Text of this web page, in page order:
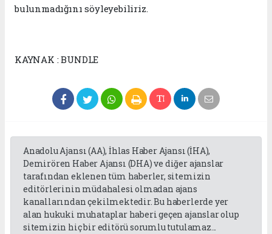
bulunmadığını söyleyebiliriz.
KAYNAK : BUNDLE
Anadolu Ajansı (AA), İhlas Haber Ajansı (İHA),
Demirören Haber Ajansı (DHA) ve diğer ajanslar
tarafından eklenen tüm haberler, sitemizin
editörlerinin müdahalesi olmadan ajans
kanallarından çekilmektedir. Bu haberlerde yer
alan hukuki muhataplar haberi geçen ajanslar olup
sitemizin hiç bir editörü sorumlu tutulamaz...